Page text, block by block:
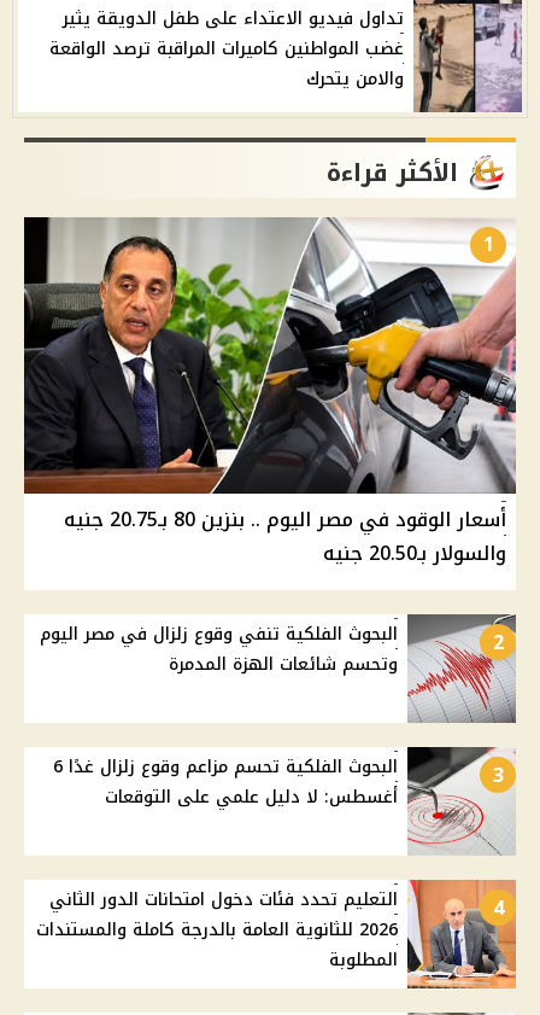
تداول فيديو الاعتداء على طفل الدويقة يثير
غضب المواطنين كاميرات المراقبة ترصد الواقعة
والامن يتحرك
الأكثر قراءة
1
أسعار الوقود في مصر اليوم .. بنزين 80 بـ20.75 جنيه
والسولار بـ20.50 جنيه
2
البحوث الفلكية تنفي وقوع زلزال في مصر اليوم
وتحسم شائعات الهزة المدمرة
3
البحوث الفلكية تحسم مزاعم وقوع زلزال غدًا 6
أغسطس: لا دليل علمي على التوقعات
4
التعليم تحدد فئات دخول امتحانات الدور الثاني
2026 للثانوية العامة بالدرجة كاملة والمستندات
المطلوبة